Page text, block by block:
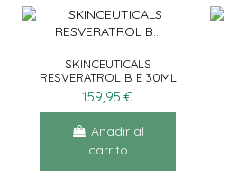
SKINCEUTICALS
RESVERATROL B E 30ML
159,95 €
Añadir al
carrito